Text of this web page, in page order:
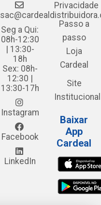
Seg a Qui:
08h-12:30
| 13:30-
18h
Sex: 08h-
12:30 |
13:30-17h
Instagram
Facebook
LinkedIn
Privacidade
Passo a
passo
Loja
Cardeal
Site
Institucional
Baixar
App
Cardeal